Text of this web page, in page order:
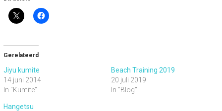
Gerelateerd
Jiyu kumite
14 juni 2014
In "Kumite"
Beach Training 2019
20 juli 2019
In "Blog"
Hangetsu